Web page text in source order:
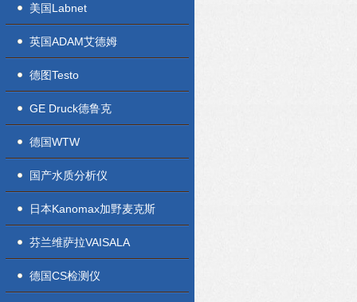
美国Labnet
英国ADAM艾德姆
德图Testo
GE Druck德鲁克
德国WTW
国产水质分析仪
日本Kanomax加野麦克斯
芬兰维萨拉VAISALA
德国CS检测仪